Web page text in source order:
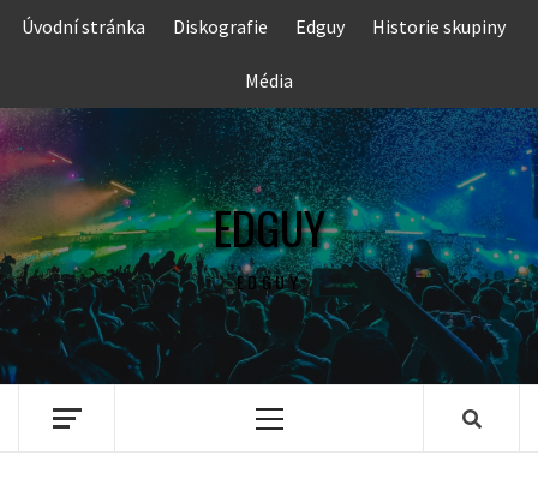
Skip
Úvodní stránka Diskografie Edguy Historie skupiny
Média
EDGUY
EDGUY
Primary